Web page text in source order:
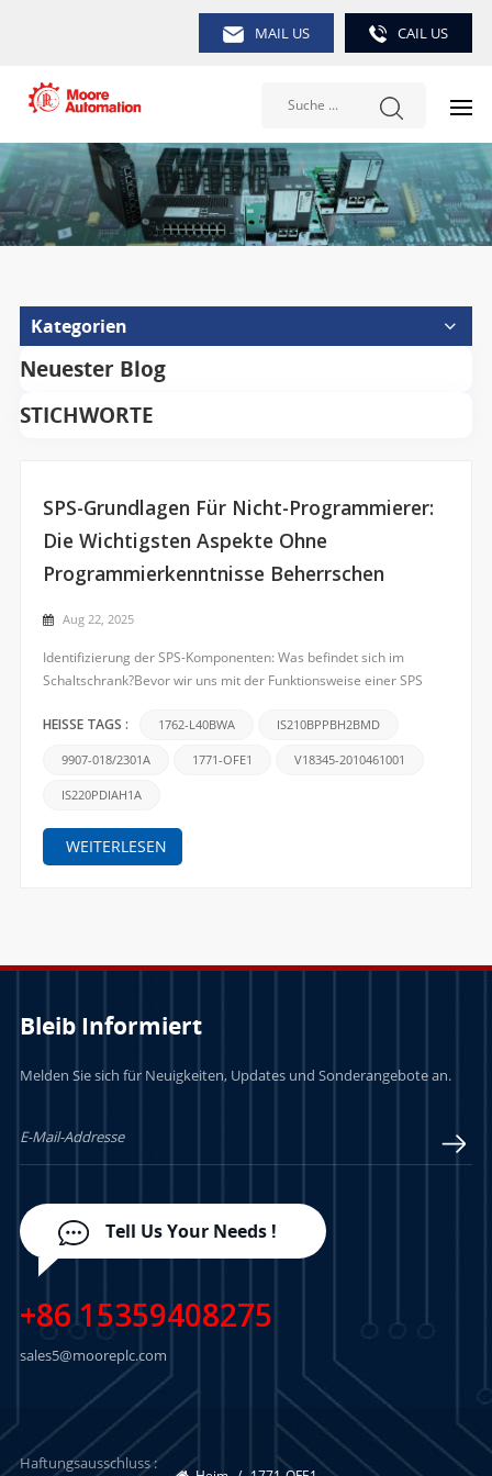
MAIL US CAIL US
Kategorien
Neuester Blog
STICHWORTE
SPS-Grundlagen Für Nicht-Programmierer:
Die Wichtigsten Aspekte Ohne
Programmierkenntnisse Beherrschen
Aug 22, 2025
Identifizierung der SPS-Komponenten: Was befindet sich im
Schaltschrank?Bevor wir uns mit der Funktionsweise einer SPS
Stellen Sie sich eine SPS als einen spezialisierten Computer vor,
HEISSE TAGS : 1762-L40BWA IS210BPPBH2BMD
9907-018/2301A 1771-OFE1 V18345-2010461001
IS220PDIAH1A
WEITERLESEN
Bleib Informiert
Melden Sie sich für Neuigkeiten, Updates und Sonderangebote an.
Tell Us Your Needs !
+86 15359408275
sales5@mooreplc.com
Haftungsausschluss :